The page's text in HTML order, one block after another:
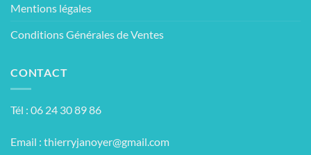
Mentions légales
Conditions Générales de Ventes
CONTACT
Tél : 06 24 30 89 86
Email : thierryjanoyer@gmail.com